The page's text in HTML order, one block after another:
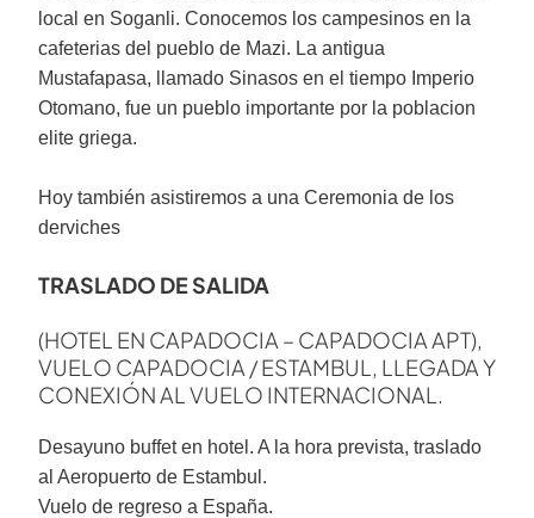
local en Soganli. Conocemos los campesinos en la
cafeterias del pueblo de Mazi. La antigua
Mustafapasa, llamado Sinasos en el tiempo Imperio
Otomano, fue un pueblo importante por la poblacion
elite griega.
Hoy también asistiremos a una Ceremonia de los
derviches
TRASLADO DE SALIDA
(HOTEL EN CAPADOCIA – CAPADOCIA APT),
VUELO CAPADOCIA / ESTAMBUL, LLEGADA Y
CONEXIÓN AL VUELO INTERNACIONAL.
Desayuno buffet en hotel. A la hora prevista, traslado
al Aeropuerto de Estambul.
Vuelo de regreso a España.